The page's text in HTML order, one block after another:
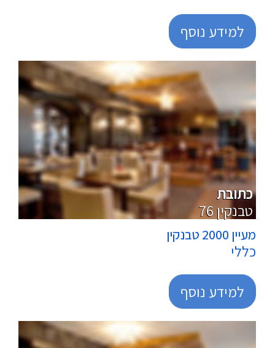
למידע נוסף
מרכולים
כתובת
76 טבנקין
מעיין 2000 טבנקין
כללי
למידע נוסף